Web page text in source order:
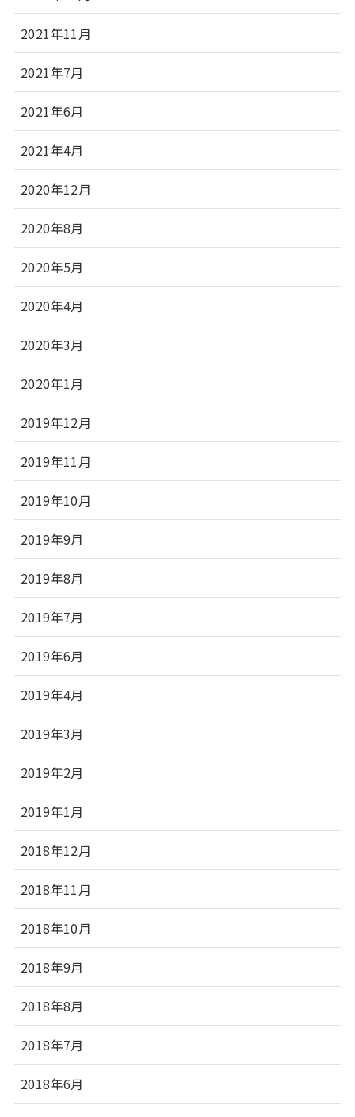
2021年11月
2021年7月
2021年6月
2021年4月
2020年12月
2020年8月
2020年5月
2020年4月
2020年3月
2020年1月
2019年12月
2019年11月
2019年10月
2019年9月
2019年8月
2019年7月
2019年6月
2019年4月
2019年3月
2019年2月
2019年1月
2018年12月
2018年11月
2018年10月
2018年9月
2018年8月
2018年7月
2018年6月